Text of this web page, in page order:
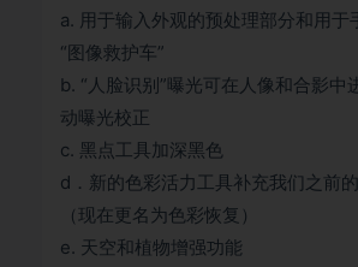
a. 用于输入外观的预处理部分和用于
“图像救护车”
b. “人脸识别”曝光可在人像和合影中
动曝光校正
c. 黑点工具加深黑色
d．新的色彩活力工具补充我们之前
（现在更名为色彩恢复）
e. 天空和植物增强功能